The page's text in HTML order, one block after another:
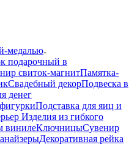
медалью
подарочный в
свиток-магнитПамятка-
Свадебный декорПодвеска в
денег
Подставка для яиц и
Изделия из гибкого
винилеКлючницыСувенир
Декоративная рейка